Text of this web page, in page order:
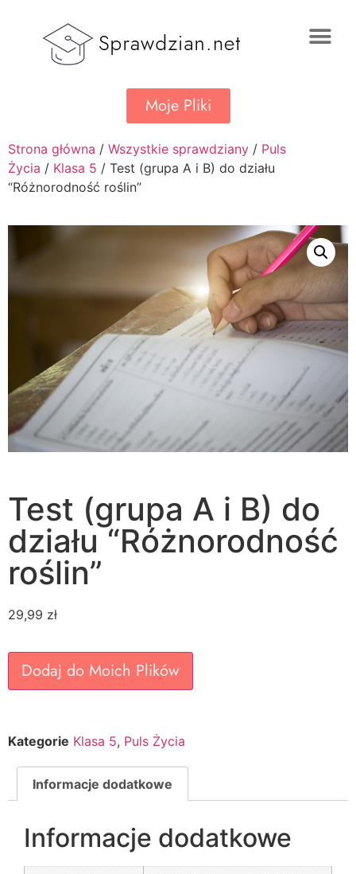
Moje Pliki
Strona główna / Wszystkie sprawdziany / Puls
Życia / Klasa 5 / Test (grupa A i B) do działu
“Różnorodność roślin”
Test (grupa A i B) do
działu “Różnorodność
roślin”
29,99 zł
Dodaj do Moich Plików
Kategorie Klasa 5, Puls Życia
Informacje dodatkowe
Informacje dodatkowe